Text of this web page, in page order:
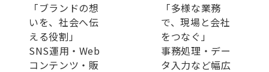
「ブランドの想
いを、社会へ伝
える役割」
SNS運用・Web
コンテンツ・販
「多様な業務
で、現場と会社
をつなぐ」
事務処理・デー
タ入力など幅広